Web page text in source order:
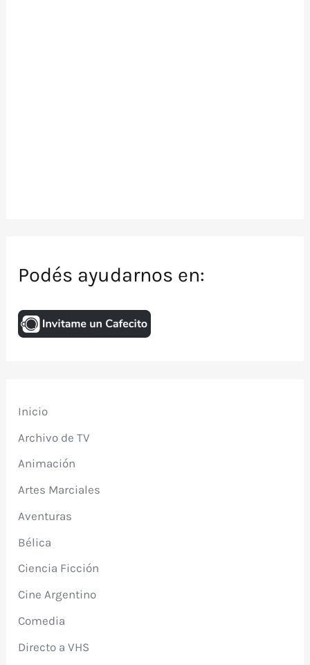
Podés ayudarnos en:
Inicio
Archivo de TV
Animación
Artes Marciales
Aventuras
Bélica
Ciencia Ficción
Cine Argentino
Comedia
Directo a VHS